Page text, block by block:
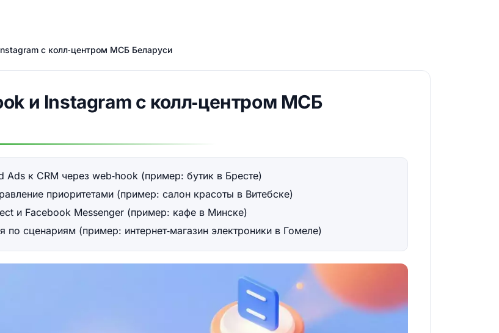
с колл‑центром МСБ Беларуси
и Instagram с колл‑центром МСБ
к CRM через web‑hook (пример: бутик в Бресте)
приоритетами (пример: салон красоты в Витебске)
и Facebook Messenger (пример: кафе в Минске)
сценариям (пример: интернет‑магазин электроники в Гомеле)